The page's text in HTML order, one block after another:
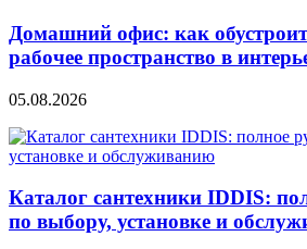
Домашний офис: как
рабочее пространство в
05.08.2026
Каталог сантехники IDDIS:
по выбору, установке и